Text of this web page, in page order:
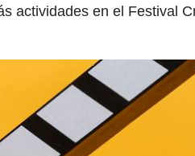
actividades en el Festival